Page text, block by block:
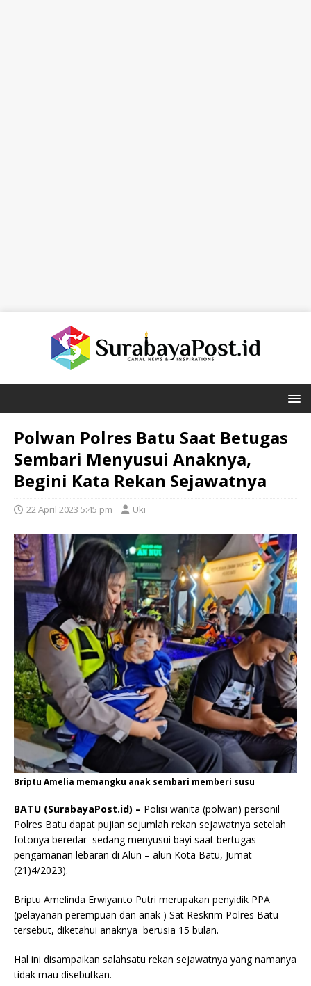
Polwan Polres Batu Saat Betugas
Sembari Menyusui Anaknya,
Begini Kata Rekan Sejawatnya
22 April 2023 5:45 pm Uki
Briptu Amelia memangku anak sembari memberi susu
BATU (SurabayaPost.id) – Polisi wanita (polwan) personil
Polres Batu dapat pujian sejumlah rekan sejawatnya setelah
fotonya beredar sedang menyusui bayi saat bertugas
pengamanan lebaran di Alun – alun Kota Batu, Jumat
(21)4/2023).
Briptu Amelinda Erwiyanto Putri merupakan penyidik PPA
(pelayanan perempuan dan anak ) Sat Reskrim Polres Batu
tersebut, diketahui anaknya berusia 15 bulan.
Hal ini disampaikan salahsatu rekan sejawatnya yang namanya
tidak mau disebutkan.